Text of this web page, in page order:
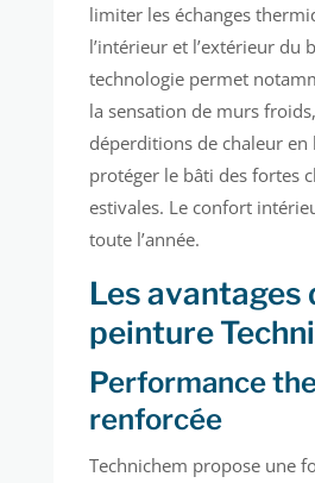
limiter les échanges
l’intérieur et l’extérieur du
technologie permet
la sensation de murs
déperditions de chaleur en
protéger le bâti des fortes
estivales. Le confort
toute l’année.
Les avantages
peinture
Performance
renforcée
Technichem propose une